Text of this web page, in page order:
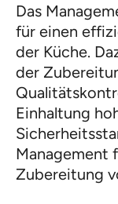
Das
für einen
der Küche.
der
Einhaltung
Management
Zubereitung